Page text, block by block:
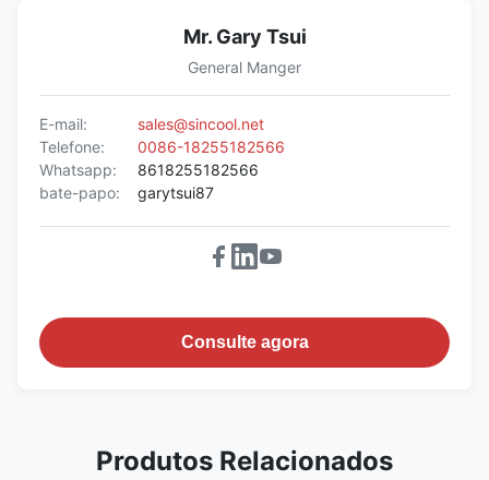
Mr. Gary Tsui
General Manger
E-mail:
sales@sincool.net
Telefone:
0086-18255182566
Whatsapp:
8618255182566
bate-papo:
garytsui87
Consulte agora
Produtos Relacionados